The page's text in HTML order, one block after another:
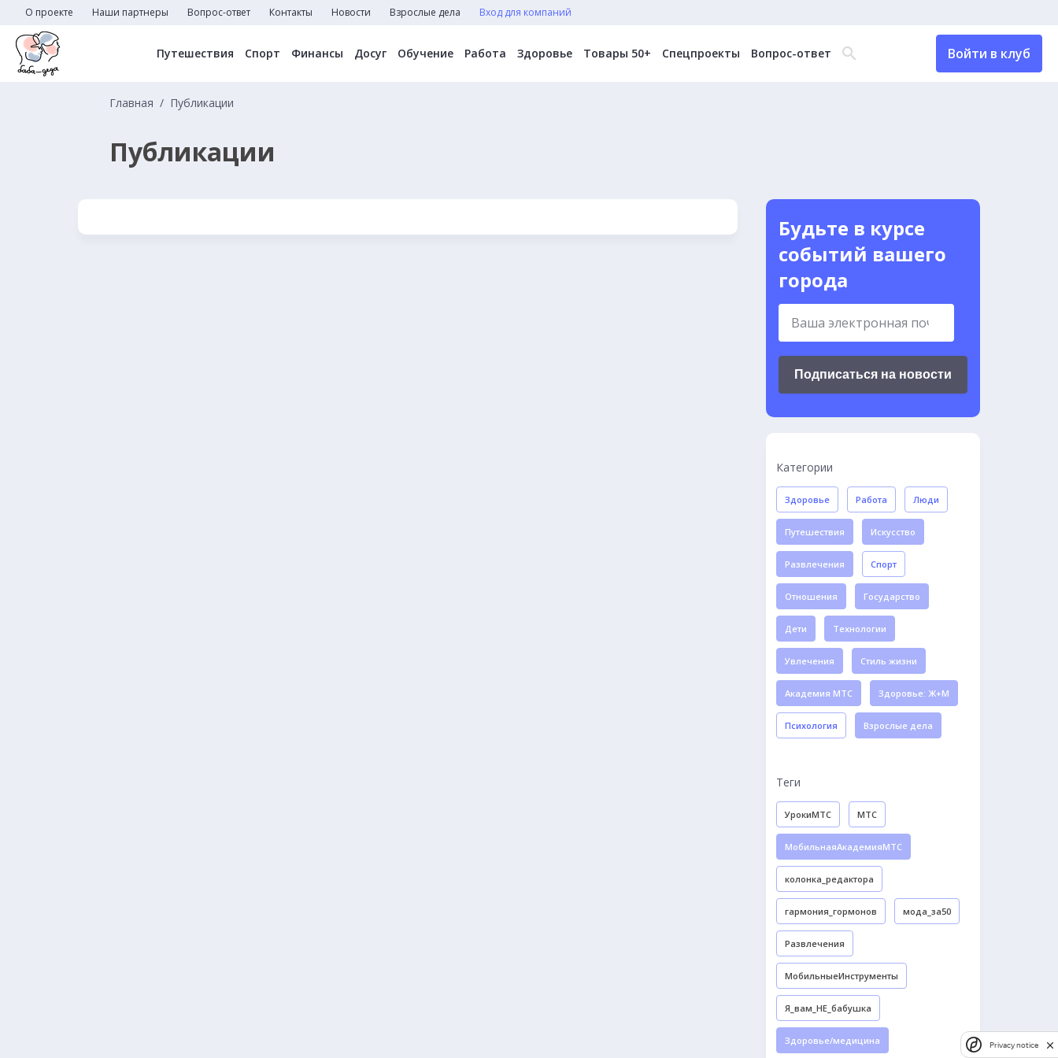
О проекте Наши партнеры Вопрос-ответ Контакты Новости Взрослые дела Вход для компаний
Путешествия Спорт Финансы Досуг Обучение Работа Здоровье Товары 50+ Спецпроекты Вопрос-ответ Войти в клуб
Главная Публикации
Публикации
Будьте в курсе
событий вашего
города
Подписаться на новости
Категории
Здоровье Работа Люди
Путешествия Искусство
Развлечения Спорт
Отношения Государство
Дети Технологии
Увлечения Стиль жизни
Академия МТС Здоровье: Ж+М
Психология Взрослые дела
Теги
УрокиМТС МТС
МобильнаяАкадемияМТС
колонка_редактора
гармония_гормонов мода_за50
Развлечения
МобильныеИнструменты
Я_вам_НЕ_бабушка
Здоровье/медицина Privacy notice